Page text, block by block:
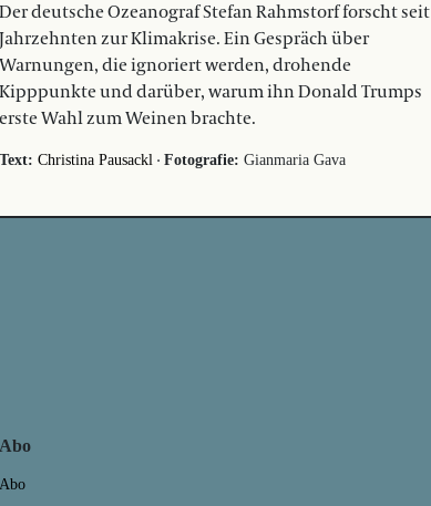
Der deutsche Ozeanograf Stefan Rahmstorf forscht seit
Jahrzehnten zur Klimakrise. Ein Gespräch über
Warnungen, die ignoriert werden, drohende
Kipppunkte und darüber, warum ihn Donald Trumps
erste Wahl zum Weinen brachte.
Text: Christina Pausackl· Fotografie: Gianmaria Gava
Abo
Abo